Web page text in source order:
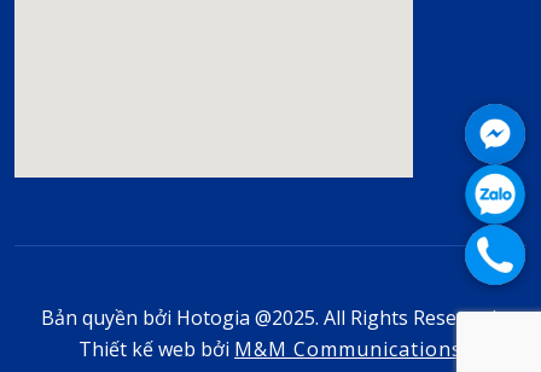
Bản quyền bởi Hotogia @2025. All Rights Reserved.
Thiết kế web bởi M&M Communications